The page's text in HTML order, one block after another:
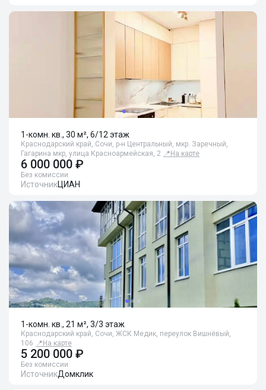
1-комн. кв., 30 м², 6/12 этаж
Краснодарский край, Сочи, р-н Центральный, мкр. Заречный,
Гагарина мкр, улица Красноармейская, 2 📍 На карте
6 000 000 ₽
Без комиссии
ИсточникЦИАН
1-комн. кв., 21 м², 3/3 этаж
Краснодарский край, Сочи, ЖСК Медик, переулок Вишнёвый,
106 📍 На карте
5 200 000 ₽
Без комиссии
ИсточникДомклик